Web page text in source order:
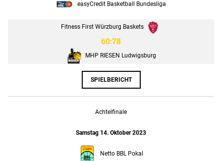
easyCredit Basketball Bundesliga
Fitness First Würzburg Baskets
60:78
MHP RIESEN Ludwigsburg
SPIELBERICHT
Achtelfinale
Samstag 14. Oktober 2023
Netto BBL Pokal